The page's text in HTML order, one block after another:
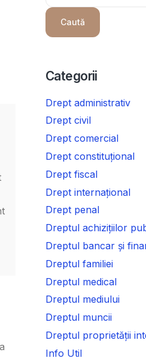
Caută
Categorii
Drept administrativ
Drept civil
Drept comercial
Drept constituțional
Drept fiscal
Drept internațional
Drept penal
Dreptul achizițiilor
Dreptul bancar și
Dreptul familiei
Dreptul medical
Dreptul mediului
Dreptul muncii
Dreptul proprietății
Info Util